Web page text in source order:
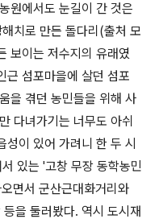
원에서도 눈길이 간 것은
치로 만든 돌다리(출처 모
보이는 저수지의 유래였
근 섬포마을에 살던 섬포
을 겪던 농민들을 위해 사
다녀가기는 너무도 아쉬
이 있어 가려니 한 두 시
있는 '고창 무장 동학농민
면서 군산근대화거리와
을 둘러봤다. 역시 도시재